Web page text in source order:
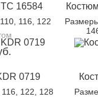
16584
116, 122
0719
122, 128